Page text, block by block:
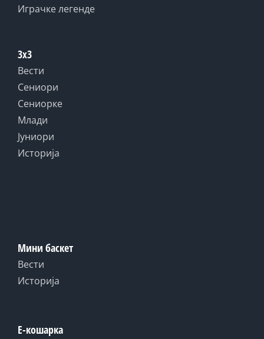
Играчке легенде
3x3
Вести
Сениори
Сениорке
Млади
Јуниори
Историја
Мини баскет
Вести
Историја
Е-кошарка